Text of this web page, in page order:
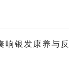
响银发康养与反